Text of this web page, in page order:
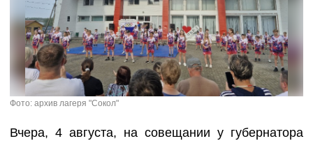
Фото: архив лагеря "Сокол"
Вчера, 4 августа, на совещании у губернатора